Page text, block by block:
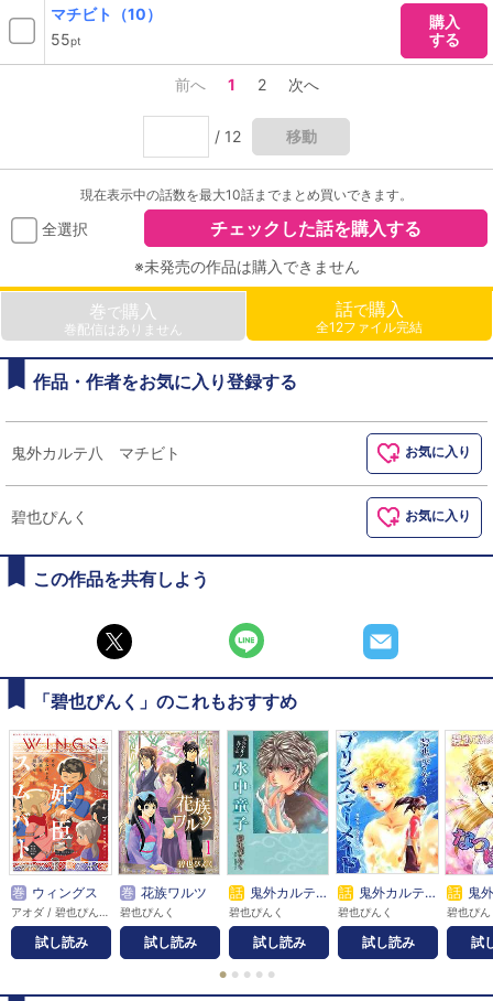
マチビト（10）
55pt
購入
する
前へ 1 2 次へ
/ 12 移動
現在表示中の話数を最大10話までまとめ買いできます。
全選択 チェックした話を購入する
※未発売の作品は購入できません
巻 で購入
巻配信はありません
話で購入
全12ファイル完結
作品・作者をお気に入り登録する
鬼外カルテ八 マチビト お気に入り
碧也ぴんく お気に入り
この作品を共有しよう
「碧也ぴんく」のこれもおすすめ
巻 ウィングス
試し読み
巻 花族ワルツ
碧也ぴんく
試し読み
話 鬼外カルテ壱 水中童子
碧也ぴんく
試し読み
話 鬼外カルテ九 プリンス・マーメイド
碧也ぴんく
試し読み
話 鬼外カ
碧也ぴん
試
● ● ● ● ●